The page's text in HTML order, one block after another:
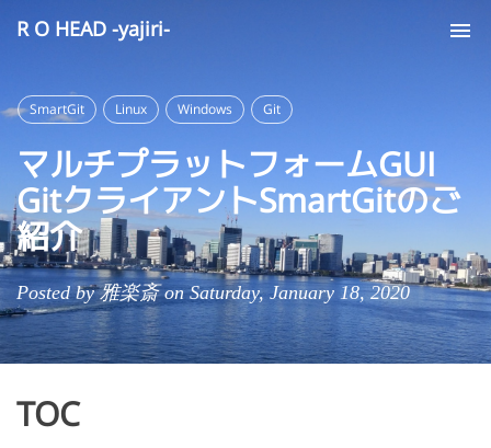
R O HEAD -yajiri-
SmartGit Linux Windows Git
マルチプラットフォームGUI
GitクライアントSmartGitのご
紹介
Posted by 雅楽斎 on Saturday, January 18, 2020
TOC